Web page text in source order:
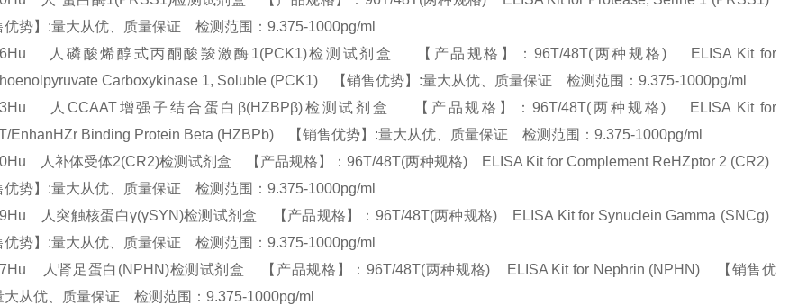
势】:量大从优、质量保证 检测范围：9.375-1000pg/ml
人磷酸烯醇式丙酮酸羧激酶1(PCK1)检测试剂盒 【产品规格】：96T/48T(两种规格) ELISA Kit for
Carboxykinase 1, Soluble (PCK1) 【销售优势】:量大从优、质量保证 检测范围：9.375-1000pg/ml
人CCAAT增强子结合蛋白β(HZBPβ)检测试剂盒 【产品规格】：96T/48T(两种规格) ELISA Kit for
EnhanHZr Binding Protein Beta (HZBPb) 【销售优势】:量大从优、质量保证 检测范围：9.375-1000pg/ml
人补体受体2(CR2)检测试剂盒 【产品规格】：96T/48T(两种规格) ELISA Kit for Complement ReHZptor 2 (CR2)
势】:量大从优、质量保证 检测范围：9.375-1000pg/ml
人突触核蛋白γ(γSYN)检测试剂盒 【产品规格】：96T/48T(两种规格) ELISA Kit for Synuclein Gamma (SNCg)
势】:量大从优、质量保证 检测范围：9.375-1000pg/ml
人肾足蛋白(NPHN)检测试剂盒 【产品规格】：96T/48T(两种规格) ELISA Kit for Nephrin (NPHN) 【销售优
大从优、质量保证 检测范围：9.375-1000pg/ml